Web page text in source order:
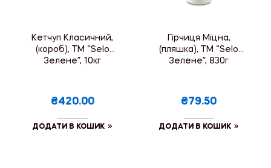
Кетчуп Класичний,
(короб), ТМ “Selo
Зелене”, 10кг
₴420.00
ДОДАТИ В КОШИК
Гірчиця Міцна,
(пляшка), ТМ “Selo
Зелене”, 830г
₴79.50
ДОДАТИ В КОШИК